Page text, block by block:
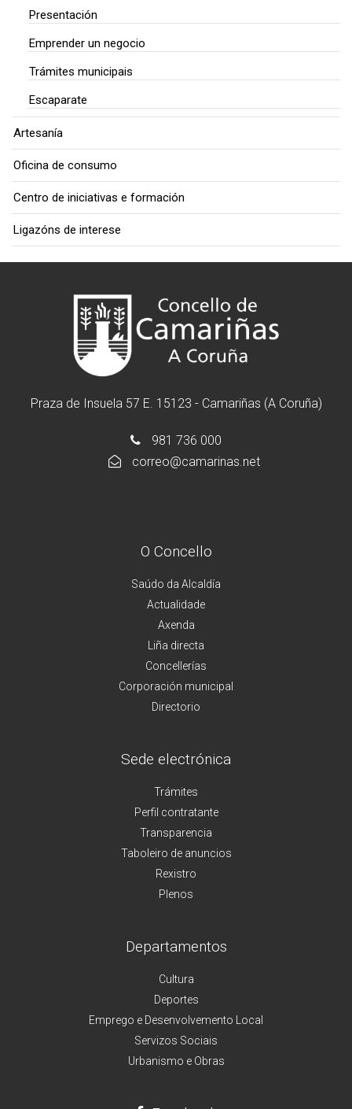
Presentación
Emprender un negocio
Trámites municipais
Escaparate
Artesanía
Oficina de consumo
Centro de iniciativas e formación
Ligazóns de interese
Praza de Insuela 57 E. 15123 - Camariñas (A Coruña)
981 736 000
correo@camarinas.net
O Concello
Saúdo da Alcaldía
Actualidade
Axenda
Liña directa
Concellerías
Corporación municipal
Directorio
Sede electrónica
Trámites
Perfil contratante
Transparencia
Taboleiro de anuncios
Rexistro
Plenos
Departamentos
Cultura
Deportes
Emprego e Desenvolvemento Local
Servizos Sociais
Urbanismo e Obras